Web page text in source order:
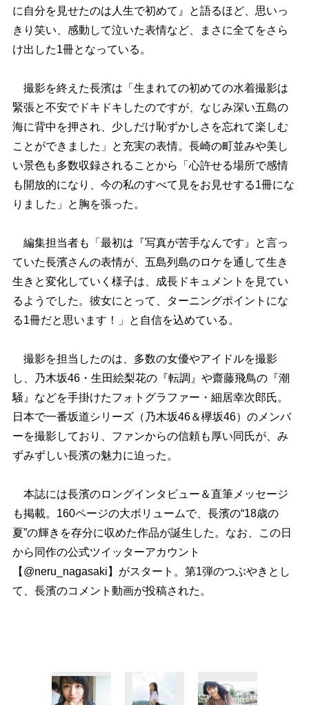
に自分を見せたのは人生で初めて』と語るほど、思いっ
きり笑い、感動して泣いた表情など、まさに全てをさら
け出した1冊となっている。
撮影を終えた長濱は「生まれての初めての水着撮影は
緊張と不安でドキドキしたのですが、なじみ深い五島の
海に背中を押され、少しだけ恥ずかしさを忘れて楽しむ
ことができました」と充実の表情。長崎の町並みや美し
い景色も多数収録されることから「心許せる場所で感情
も開放的になり、今の私のすべて見をお見せする1冊にな
りました」と胸を張った。
編集担当者も「最初は『写真が苦手なんです』と言っ
ていた長濱さんの表情が、五島列島のロケを通して生き
生きと変化していく様子は、成長ドキュメントを見てい
るようでした。彼女にとって、ターニングポイントにな
る1冊だと思います！」と自信を込めている。
撮影を担当したのは、多数の女優やアイドルを撮影
し、乃木坂46・生田絵梨花の『転調』や齋藤飛鳥の『潮
騒』などを手掛けたフォトグラファー・細居幸次郎氏。
日本で一番坂道シリーズ（乃木坂46＆欅坂46）のメンバ
ーを撮影しており、ファンからの信頼も厚い同氏が、み
ずみずしい長濱の魅力に迫った。
本誌には長濱のロングインタビュー＆直筆メッセージ
も掲載。160ページの大ボリュームで、長濱の“18歳の
夏”の輝きを存分に収めた作品が誕生した。なお、この日
から同作の公式ツイッターアカウント
【@neru_nagasaki】がスタート。第1弾のつぶやきとし
て、長濱のコメント動画が投稿された。